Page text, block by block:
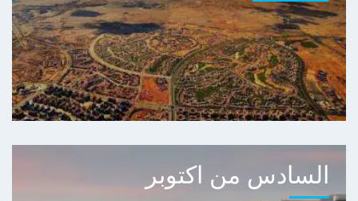
السادس من اكتوبر